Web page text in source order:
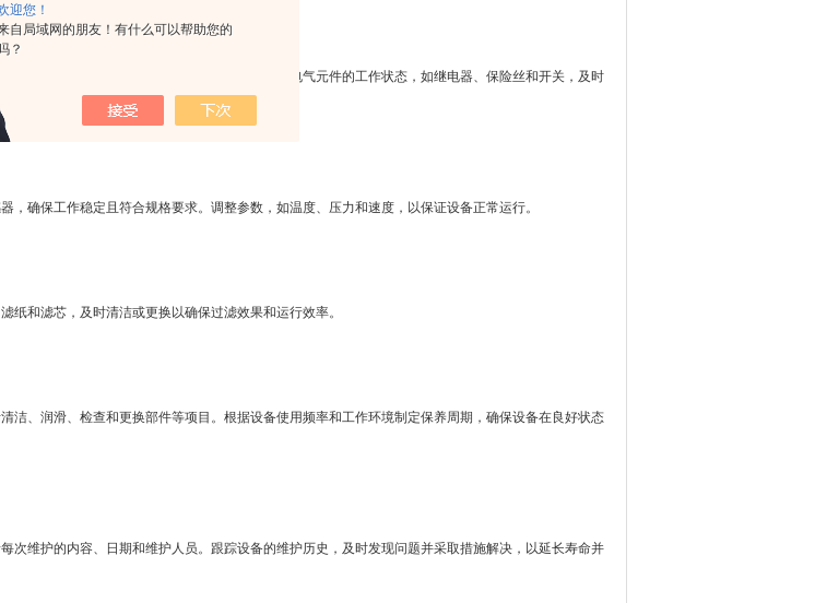
迎您！
自局域网的朋友！有什么可以帮助您的
？
路，确保电缆完好无损，插头连接牢固。检查电气元件的工作状态，如继电器、保险丝和开关，及时
确保工作稳定且符合规格要求。调整参数，如温度、压力和速度，以保证设备正常运行。
和滤芯，及时清洁或更换以确保过滤效果和运行效率。
、润滑、检查和更换部件等项目。根据设备使用频率和工作环境制定保养周期，确保设备在良好状态
维护的内容、日期和维护人员。跟踪设备的维护历史，及时发现问题并采取措施解决，以延长寿命并